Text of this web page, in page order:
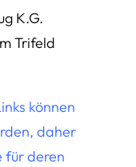
K.G.
Trifeld
können
daher
für deren